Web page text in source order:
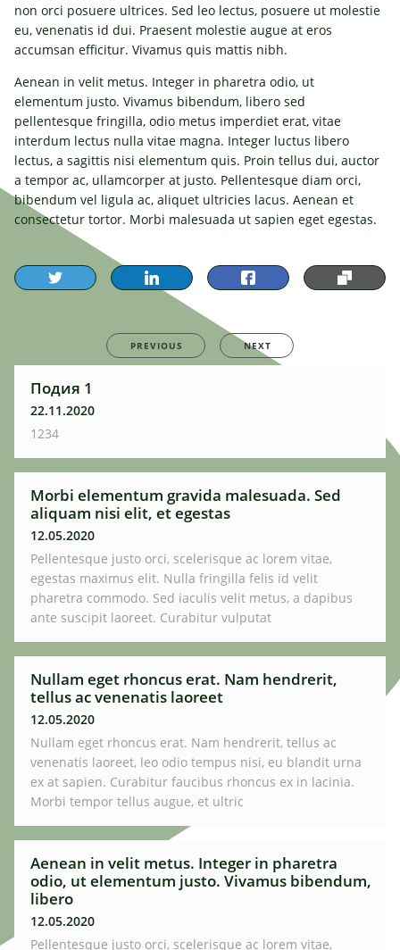
non orci posuere ultrices. Sed leo lectus, posuere ut molestie
eu, venenatis id dui. Praesent molestie augue at eros
accumsan efficitur. Vivamus quis mattis nibh.
Aenean in velit metus. Integer in pharetra odio, ut
elementum justo. Vivamus bibendum, libero sed
pellentesque fringilla, odio metus imperdiet erat, vitae
interdum lectus nulla vitae magna. Integer luctus libero
lectus, a sagittis nisi elementum quis. Proin tellus dui, auctor
a tempor ac, ullamcorper at justo. Pellentesque diam orci,
bibendum vel ligula ac, aliquet ultricies lacus. Aenean et
consectetur tortor. Morbi malesuada ut sapien eget egestas.
PREVIOUS NEXT
Подия 1
22.11.2020
1234
Morbi elementum gravida malesuada. Sed
aliquam nisi elit, et egestas
12.05.2020
Pellentesque justo orci, scelerisque ac lorem vitae,
egestas maximus elit. Nulla fringilla felis id velit
pharetra commodo. Sed iaculis velit metus, a dapibus
ante suscipit laoreet. Curabitur vulputat
Nullam eget rhoncus erat. Nam hendrerit,
tellus ac venenatis laoreet
12.05.2020
Nullam eget rhoncus erat. Nam hendrerit, tellus ac
venenatis laoreet, leo odio tempus nisi, eu blandit urna
ex at sapien. Curabitur faucibus rhoncus ex in lacinia.
Morbi tempor tellus augue, et ultric
Aenean in velit metus. Integer in pharetra
odio, ut elementum justo. Vivamus bibendum,
libero
12.05.2020
Pellentesque justo orci, scelerisque ac lorem vitae,